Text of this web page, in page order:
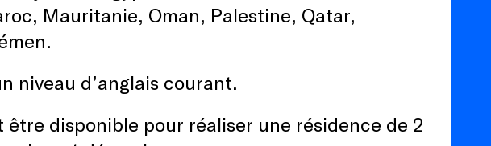
Mauritanie, Oman, Palestine, Qatar,
niveau d’anglais courant.
disponible pour réaliser une résidence de 2